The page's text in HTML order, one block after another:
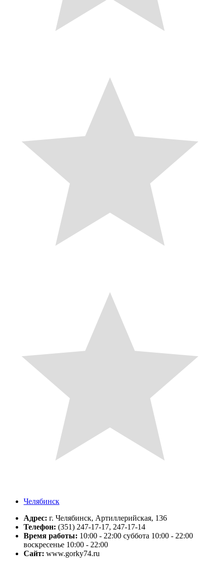
Челябинск
Адрес: г. Челябинск, Артиллерийская, 136
Телефон: (351) 247-17-17, 247-17-14
Время работы: 10:00 - 22:00 суббота 10:00 - 22:00
воскресенье 10:00 - 22:00
Сайт: www.gorky74.ru